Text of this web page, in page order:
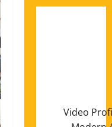
Video